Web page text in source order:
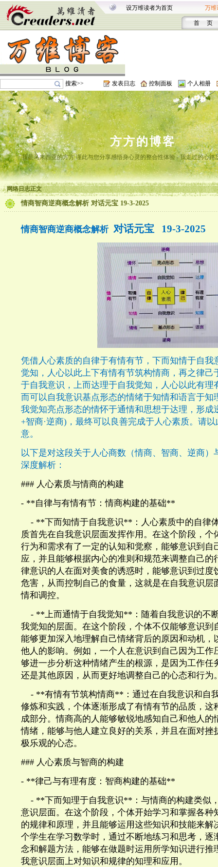
设万维读者为首页 万维
首 页
搜索>> 发表日志 控制面板 个人相册
方方的博客
我是马来西亚的方方 谨此与您分享感悟身心灵的整合性体验 - 我走过的心路
网络日志正文
情商智商逆商概念解析 对话元宝 19-3-2025
情商智商逆商概念解析 对话元宝 19-3-2025
凭借人心素质的自律于有情有节，下而知情于自我
觉知，人心以此上下有情有节筑构情商，再之律己
于自我意识，上而达理于自我觉知，人心以此有理
而可以自我意识基点形态的情绪于知情和语言于知
我觉知亮点形态的情怀于通情和思想于达理，形成
+智商·逆商) ，最终可以良善完成于人心素质。请
意。
以下是对这段关于人心商数（情商、智商、逆商）
深度解析：
### 人心素质与情商的构建
- **自律与有情有节：情商构建的基础**
- **下而知情于自我意识** ：人心素质中的自律
质首先在自我意识层面发挥作用。在这个阶段，个
行为和需求有了一定的认知和觉察，能够意识到自
应，并且能够根据内心的准则和规范来调整自己的
律意识的人在面对美食的诱惑时，能够意识到过度
危害，从而控制自己的食量，这就是在自我意识层
情和调控。
- **上而通情于自我觉知** ：随着自我意识的不
我觉知的层面。在这个阶段，个体不仅能够意识到
能够更加深入地理解自己情绪背后的原因和动机，
他人的影响。例如，一个人在意识到自己因为工作
够进一步分析这种情绪产生的根源，是因为工作任
还是其他原因，从而更好地调整自己的心态和行为
- **有情有节筑构情商** ：通过在自我意识和自
修炼和实践，个体逐渐形成了有情有节的品质，这
成部分。情商高的人能够敏锐地感知自己和他人的
情绪，能够与他人建立良好的关系，并且在面对挫
极乐观的心态。
### 人心素质与智商的构建
- **律己与有理有度：智商构建的基础**
- **下而知理于自我意识** ：与情商的构建类似
意识层面。在这个阶段，个体开始学习和掌握各种
的规律和原理，并且能够运用这些知识和技能来解
个学生在学习数学时，通过不断地练习和思考，逐
念和解题方法，能够在做题时运用所学知识进行推
我意识层面上对知识和规律的知理和应用。